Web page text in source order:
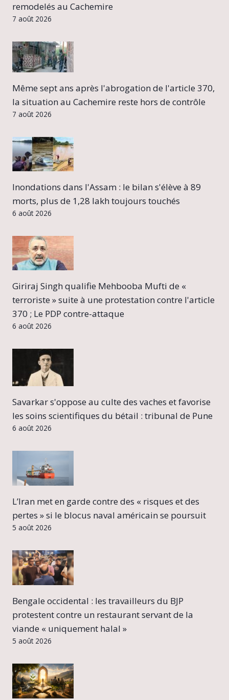
remodelés au Cachemire
7 août 2026
Même sept ans après l'abrogation de l'article 370,
la situation au Cachemire reste hors de contrôle
7 août 2026
Inondations dans l'Assam : le bilan s'élève à 89
morts, plus de 1,28 lakh toujours touchés
6 août 2026
Giriraj Singh qualifie Mehbooba Mufti de «
terroriste » suite à une protestation contre l'article
370 ; Le PDP contre-attaque
6 août 2026
Savarkar s'oppose au culte des vaches et favorise
les soins scientifiques du bétail : tribunal de Pune
6 août 2026
L’Iran met en garde contre des « risques et des
pertes » si le blocus naval américain se poursuit
5 août 2026
Bengale occidental : les travailleurs du BJP
protestent contre un restaurant servant de la
viande « uniquement halal »
5 août 2026